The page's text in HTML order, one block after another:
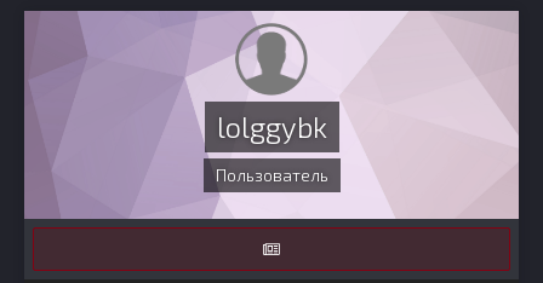
lolggybk
Пользователь